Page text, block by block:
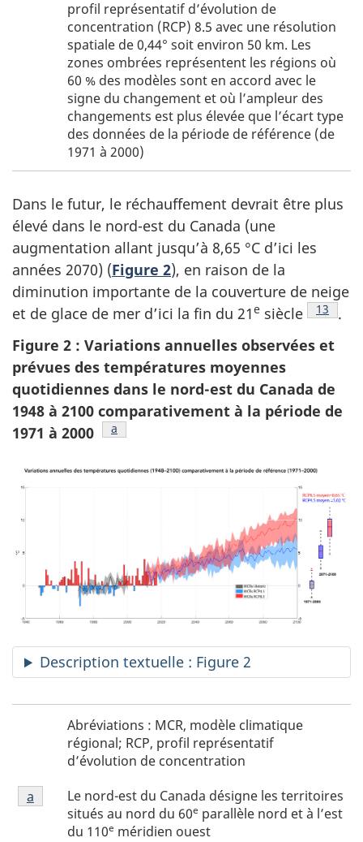
g
u
r
e
1
profil représentatif d’évolution de
concentration (RCP) 8.5 avec une résolution
spatiale de 0,44° soit environ 50 km. Les
zones ombrées représentent les régions où
60 % des modèles sont en accord avec le
signe du changement et où l’ampleur des
changements est plus élevée que l’écart type
des données de la période de référence (de
1971 à 2000)
Dans le futur, le réchauffement devrait être plus
élevé dans le nord-est du Canada (une
augmentation allant jusqu’à 8,65 °C d’ici les
années 2070) (Figure 2), en raison de la
diminution importante de la couverture de neige
et de glace de mer d’ici la fin du 21e siècle Note de
13
.
Figure 2 : Variations annuelles observées et
prévues des températures moyennes
quotidiennes dans le nord-est du Canada de
1948 à 2100 comparativement à la période de
1971 à 2000 Figure 2 note
a
Description textuelle : Figure 2
N
o
t
s
d
abréviations
Abréviations : MCR, modèle climatique
régional; RCP, profil représentatif
d’évolution de concentration
Figure
2
Le nord-est du Canada désigne les territoires
situés au nord du 60eparallèle nord et à l’est
du 110eméridien ouest
Retour à la référence de la note
a de la figure 2